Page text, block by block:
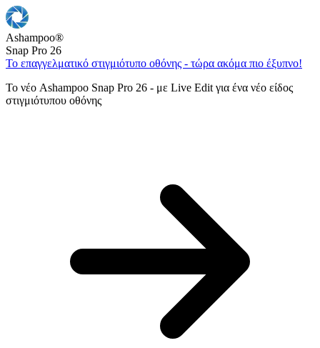
Ashampoo®
Snap Pro 26
Το επαγγελματικό στιγμιότυπο οθόνης - τώρα ακόμα πιο έξυπνο!
Το νέο Ashampoo Snap Pro 26 - με Live Edit για ένα νέο είδος
στιγμιότυπου οθόνης